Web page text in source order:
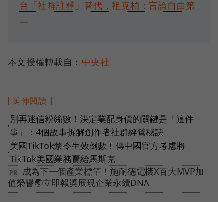
台「社群註釋」替代，祖克柏：言論自由第
一
本文授權轉載自： 中央社
延伸閱讀
●
別再迷信粉絲數！決定業配身價的關鍵是「這件
事」：4個故事拆解創作者社群經營秘訣
●
美國TikTok禁令生效倒數！傳中國官方考慮將
TikTok美國業務賣給馬斯克
成為下一個產業標竿！施耐德電機X百大MVP加
值榮譽🌏立即報獎展現企業永續DNA